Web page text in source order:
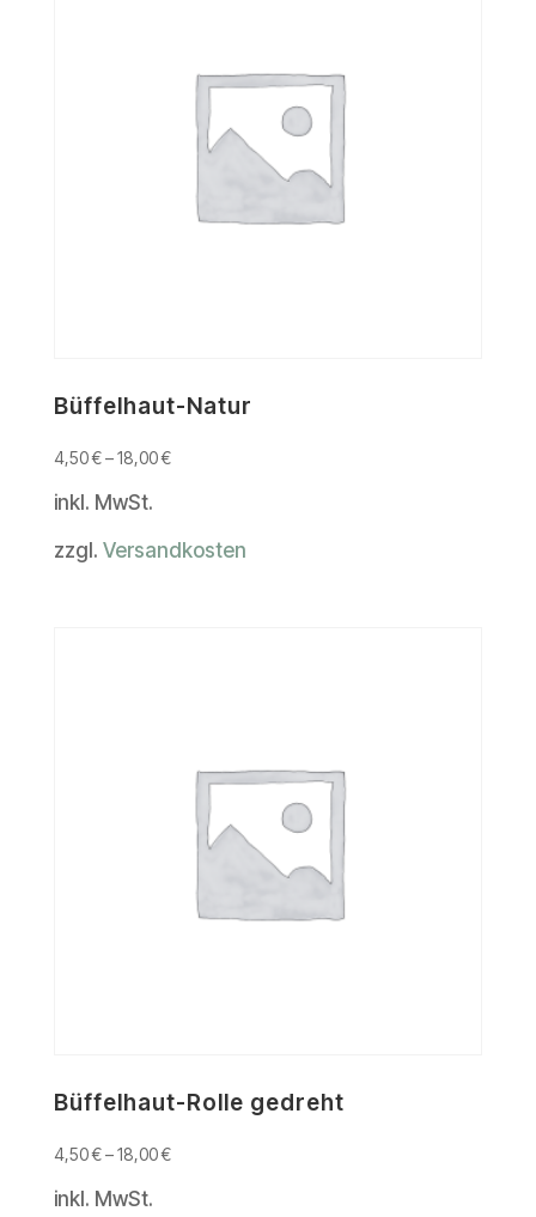
Büffelhaut-Natur
4,50€–18,00€
inkl. MwSt.
zzgl. Versandkosten
Büffelhaut-Rolle gedreht
4,50€–18,00€
inkl. MwSt.